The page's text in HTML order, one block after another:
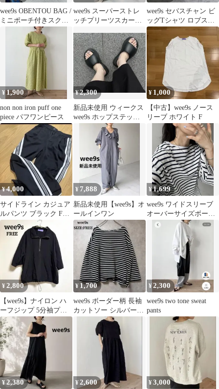
wee9s OBENTOU BAG /
ミニポーチ付きスクエ
wee9s スーパーストレ
ッチプリーツスカート
wee9s セバスチャン ビ
ッグTシャツ ロブスタ
ー グリーン フリー
¥1,900
non non iron puff one
piece パフワンピース
¥2,300
新品未使用 ウィークス
wee9s ホップステップ
ジャンプサンダル ブラ
¥ 1,000
【中古】wee9s ノース
リーブ ホワイト F
¥4,000
サイドライン カジュア
ルパンツ ブラック Fサ
イズ wee9s
¥ 7,888
新品未使用【wee9s】オ
ールインワン
¥1,699
wee9s ワイドスリーブ
オーバーサイズボーダ
ーティー FREE ネイ
¥2,800
【wee9s】ナイロン ハ
ーフジップ 5分袖プル
オーバー ブラック フリ
ーサイズ
¥ 1,700
wee9s ボーダー柄 長袖
カットソー シルバーパ
イピング ボーダー Tシ
¥2,300
wee9s two tone sweat
pants
¥2,380 ¥2,600 ¥3,000